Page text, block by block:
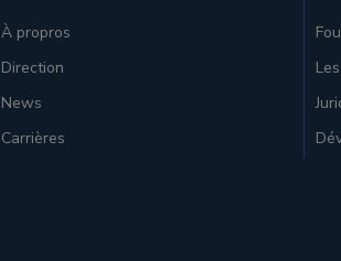
À propros
Direction
News
Carrières